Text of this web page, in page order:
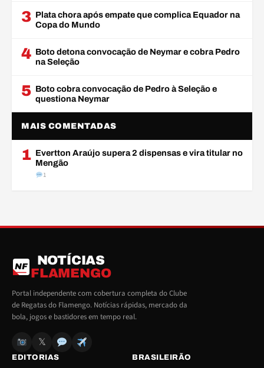
3 Plata chora após empate que complica Equador na
Copa do Mundo
4 Boto detona convocação de Neymar e cobra Pedro
na Seleção
5 Boto cobra convocação de Pedro à Seleção e
questiona Neymar
MAIS COMENTADAS
1 Evertton Araújo supera 2 dispensas e vira titular no
Mengão
1
NF
NOTÍCIAS
FLAMENGO
Portal independente com cobertura completa do Clube
de Regatas do Flamengo. Notícias rápidas, mercado da
bola, jogos e bastidores em tempo real.
𝕏
EDITORIAS BRASILEIRÃO